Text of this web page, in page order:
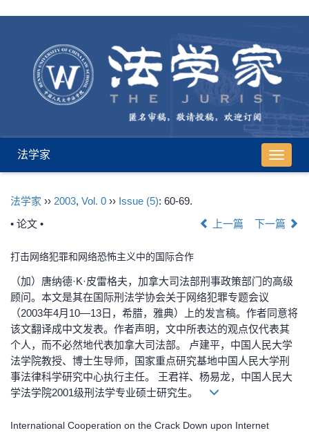
导
航
法学家
法学家 ›› 2003, Vol. 0 ›› Issue (5): 60-69.
• 论文 •
上一篇 下一篇
打击网络犯罪和网络恐怖主义中的国际合作
（加）唐纳德·K·皮雷格夫，加拿大司法部刑事政策部门的高级
顾问。本文是其在国际刑法学协会关于网络犯罪专题会议
（2003年4月10—13日，希腊，雅典）上的发言稿。作者同意将
该文翻译成中文发表。作者声明，文中所表达的观点仅代表其
个人，而不必然地代表加拿大司法部。 卢建平，中国人民大学
法学院教授、博士生导师，国家重点研究基地中国人民大学刑
事法律科学研究中心执行主任。 王君祥、杨易龙，中国人民大
学法学院2001级刑法学专业硕士研究生。
International Cooperation on the Crack Down upon Internet